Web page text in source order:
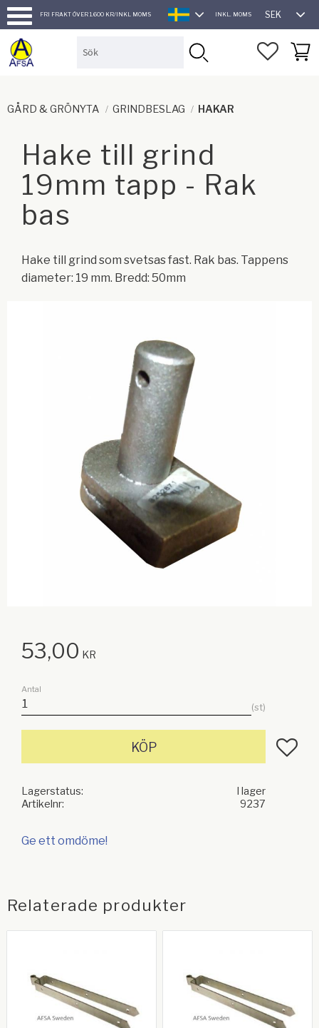
Meny
FRI FRAKT ÖVER 1.600 KR/INKL MOMS
SVENSKA
INKL. MOMS SEK
GÅRD & GRÖNYTA GRINDBESLAG HAKAR
Hake till grind
19mm tapp - Rak
bas
Hake till grind som svetsas fast. Rak bas. Tappens
diameter: 19 mm. Bredd: 50mm
53,00 KR
Antal
st
KÖP Lägg
Lagerstatus
I lager
Artikelnr
9237
Ge ett omdöme!
Relaterade produkter